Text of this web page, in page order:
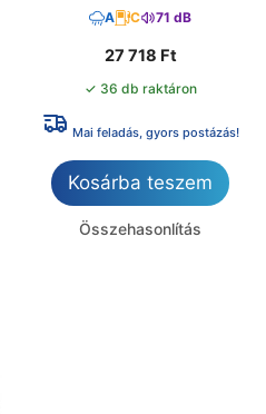
A C 71 dB
27 718 Ft
✓ 36 db raktáron
Mai feladás, gyors postázás!
Kosárba teszem
Összehasonlítás